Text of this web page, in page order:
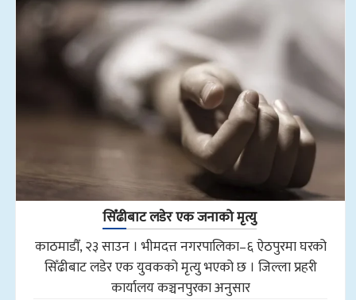
सिँढीबाट लडेर एक जनाको मृत्यु
काठमाडौँ, २३ साउन । भीमदत्त नगरपालिका–६ ऐठपुरमा घरको
सिँढीबाट लडेर एक युवकको मृत्यु भएको छ । जिल्ला प्रहरी
कार्यालय कञ्चनपुरका अनुसार